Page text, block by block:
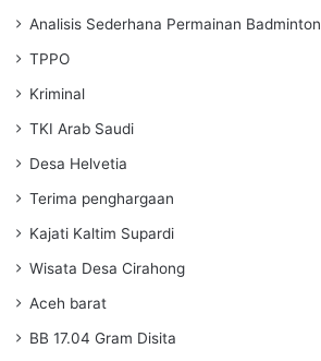
Analisis Sederhana Permainan Badminton
TPPO
Kriminal
TKI Arab Saudi
Desa Helvetia
Terima penghargaan
Kajati Kaltim Supardi
Wisata Desa Cirahong
Aceh barat
BB 17.04 Gram Disita